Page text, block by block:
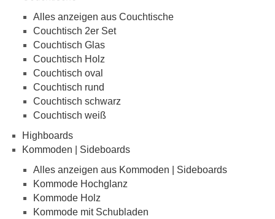
Alles anzeigen aus Couchtische
Couchtisch 2er Set
Couchtisch Glas
Couchtisch Holz
Couchtisch oval
Couchtisch rund
Couchtisch schwarz
Couchtisch weiß
Highboards
Kommoden | Sideboards
Alles anzeigen aus Kommoden | Sideboards
Kommode Hochglanz
Kommode Holz
Kommode mit Schubladen